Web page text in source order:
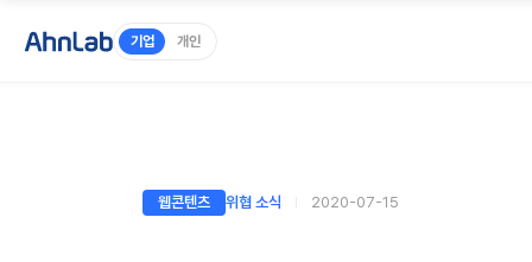
기업 개인
웹콘텐츠 위협 소식 2020-07-15